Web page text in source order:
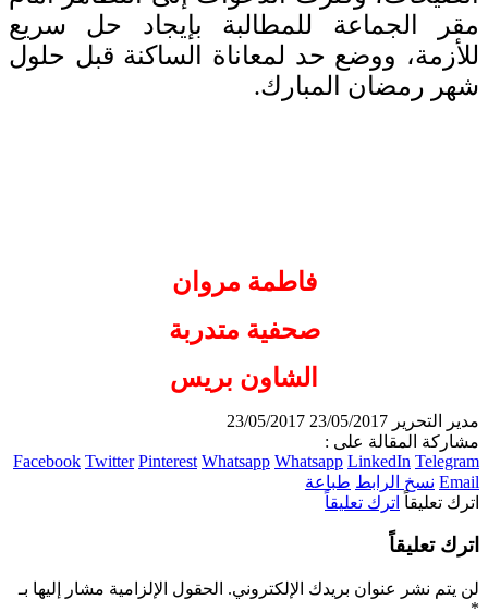
مقر الجماعة للمطالبة بإيجاد حل سريع
للأزمة، ووضع حد لمعاناة الساكنة قبل حلول
شهر رمضان المبارك.
فاطمة مروان
صحفية متدربة
الشاون بريس
مدير التحرير 23/05/2017
23/05/2017
مشاركة المقالة على :
Facebook Twitter Pinterest Whatsapp Whatsapp LinkedIn Telegram
Email نسخ الرابط طباعة
اترك تعليقاً اترك تعليقاً
اترك تعليقاً
لن يتم نشر عنوان بريدك الإلكتروني. الحقول الإلزامية مشار إليها بـ
*